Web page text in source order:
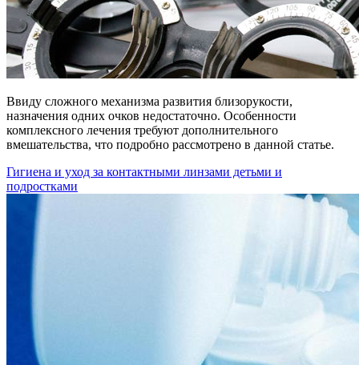
Ввиду сложного механизма развития близорукости,
назначения одних очков недостаточно. Особенности
комплексного лечения требуют дополнительного
вмешательства, что подробно рассмотрено в данной статье.
Гигиена и уход за контактными линзами детьми и
подростками